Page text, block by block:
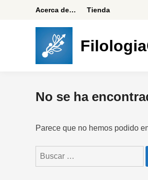
Acerca de… Tienda
No se ha
Parece que no hemos podido
Buscar: